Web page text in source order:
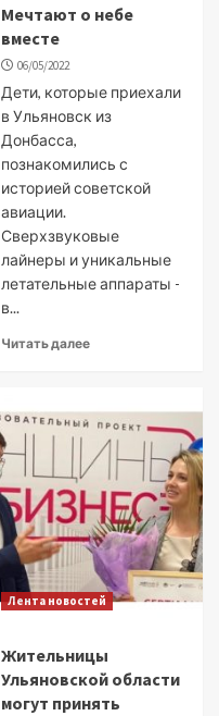
Мечтают о небе
вместе
06/05/2022
Дети, которые приехали
в Ульяновск из
Донбасса,
познакомились с
историей советской
авиации.
Сверхзвуковые
лайнеры и уникальные
летательные аппараты -
в...
Читать далее
Лента новостей
Жительницы
Ульяновской области
могут принять